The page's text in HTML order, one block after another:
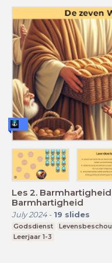
Les 2.
Barmhartigheid
July 2024- 19 slides
Godsdienst
Leerjaar 1-3